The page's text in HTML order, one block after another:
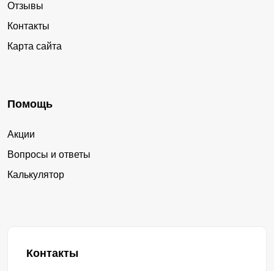
Отзывы
Контакты
Карта сайта
Помощь
Акции
Вопросы и ответы
Калькулятор
Контакты